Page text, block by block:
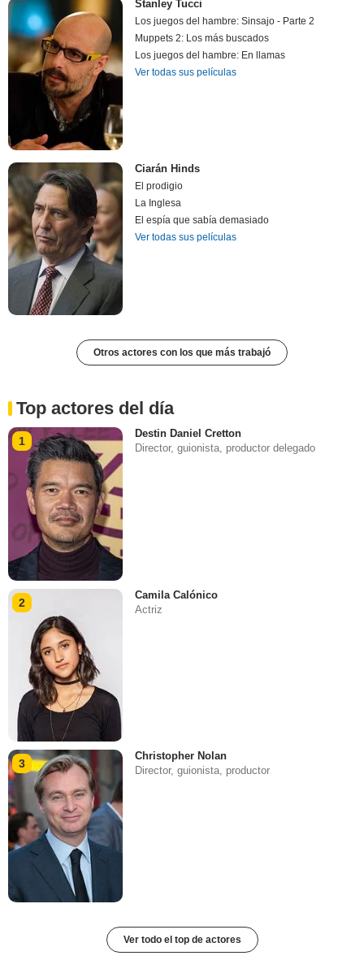
Stanley Tucci
Los juegos del hambre: Sinsajo - Parte 2
Muppets 2: Los más buscados
Los juegos del hambre: En llamas
Ver todas sus películas
Ciarán Hinds
El prodigio
La Inglesa
El espía que sabía demasiado
Ver todas sus películas
Otros actores con los que más trabajó
Top actores del día
1
Destin Daniel Cretton
Director, guionista, productor delegado
2
Camila Calónico
Actriz
3
Christopher Nolan
Director, guionista, productor
Ver todo el top de actores